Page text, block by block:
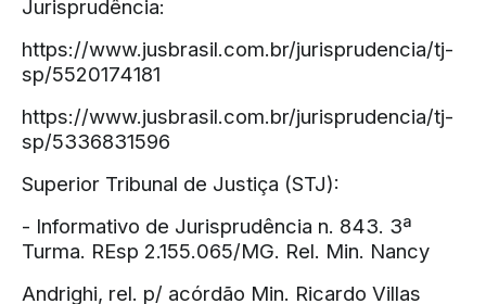
Jurisprudência:
https://www.jusbrasil.com.br/jurisprudencia/tj-
sp/5520174181
https://www.jusbrasil.com.br/jurisprudencia/tj-
sp/5336831596
Superior Tribunal de Justiça (STJ):
- Informativo de Jurisprudência n. 843. 3ª
Turma. REsp 2.155.065/MG. Rel. Min. Nancy
Andrighi, rel. p/ acórdão Min. Ricardo Villas